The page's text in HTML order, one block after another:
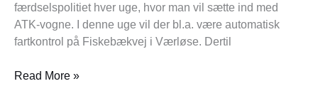
færdselspolitiet hver uge, hvor man vil sætte ind med
ATK-vogne. I denne uge vil der bl.a. være automatisk
fartkontrol på Fiskebækvej i Værløse. Dertil
Read More »